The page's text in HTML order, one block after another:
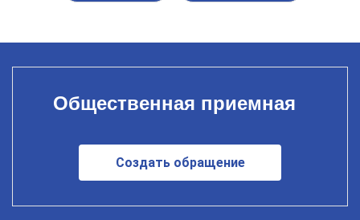
Общественная приемная
Создать обращение